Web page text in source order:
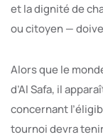
et la dignité de
ou citoyen —
Alors que le
d’Al Safa, il
concernant
tournoi devra